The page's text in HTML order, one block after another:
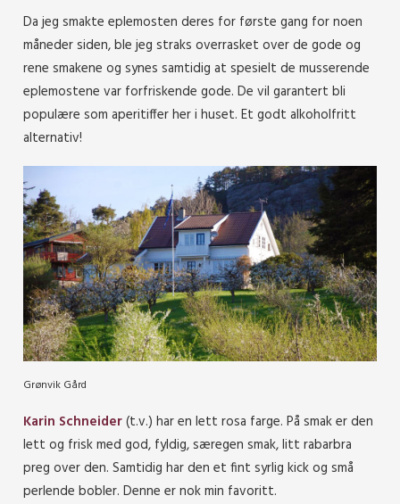
Da jeg smakte eplemosten deres for første gang for noen
måneder siden, ble jeg straks overrasket over de gode og
rene smakene og synes samtidig at spesielt de musserende
eplemostene var forfriskende gode. De vil garantert bli
populære som aperitiffer her i huset. Et godt alkoholfritt
alternativ!
Grønvik Gård
Karin Schneider(t.v.) har en lett rosa farge. På smak er den
lett og frisk med god, fyldig, særegen smak, litt rabarbra
preg over den. Samtidig har den et fint syrlig kick og små
perlende bobler. Denne er nok min favoritt.